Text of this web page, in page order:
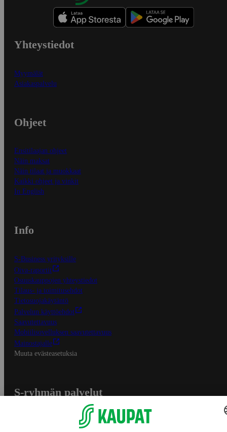
Yhteystiedot
Myymälät
Asiakaspalvelu
Ohjeet
Ensitilaajan ohjeet
Näin maksat
Näin tilaat ja muokkaat
Kaikki ohjeet ja vinkit
In English
Info
S-Business yrityksille
Oiva-raportit
Osuuskauppojen yhteystiedot
Tilaus- ja toimitusehdot
Tietosuojakäytäntö
Palvelun käyttöehdot
Saavutettavuus
Mobiilisovelluksen saavutettavuus
Mainostajalle
Muuta evästeasetuksia
S-ryhmän palvelut